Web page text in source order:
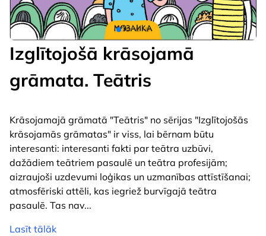
Izglītojošā krāsojamā
grāmata. Teātris
Krāsojamajā grāmatā "Teātris" no sērijas "Izglītojošās
krāsojamās grāmatas" ir viss, lai bērnam būtu
interesanti: interesanti fakti par teātra uzbūvi,
dažādiem teātriem pasaulē un teātra profesijām;
aizraujoši uzdevumi loģikas un uzmanības attīstīšanai;
atmosfēriski attēli, kas iegriež burvīgajā teātra
pasaulē. Tas nav...
Lasīt tālāk